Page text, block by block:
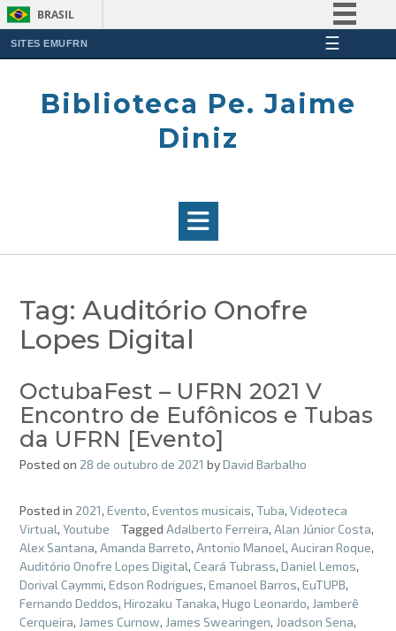
BRASIL
Participe
SITES EMUFRN ☰
Biblioteca Pe. Jaime
Diniz
Tag: Auditório Onofre
Lopes Digital
OctubaFest – UFRN 2021 V
Encontro de Eufônicos e Tubas
da UFRN [Evento]
Posted on 28 de outubro de 2021 byDavid Barbalho
Posted in 2021, Evento, Eventos musicais, Tuba, Videoteca
Virtual, Youtube Tagged Adalberto Ferreira, Alan Júnior Costa,
Alex Santana, Amanda Barreto, Antonio Manoel, Auciran Roque,
Auditório Onofre Lopes Digital, Ceará Tubrass, Daniel Lemos,
Dorival Caymmi, Edson Rodrigues, Emanoel Barros, EuTUPB,
Fernando Deddos, Hirozaku Tanaka, Hugo Leonardo, Jamberê
Cerqueira, James Curnow, James Swearingen, Joadson Sena,